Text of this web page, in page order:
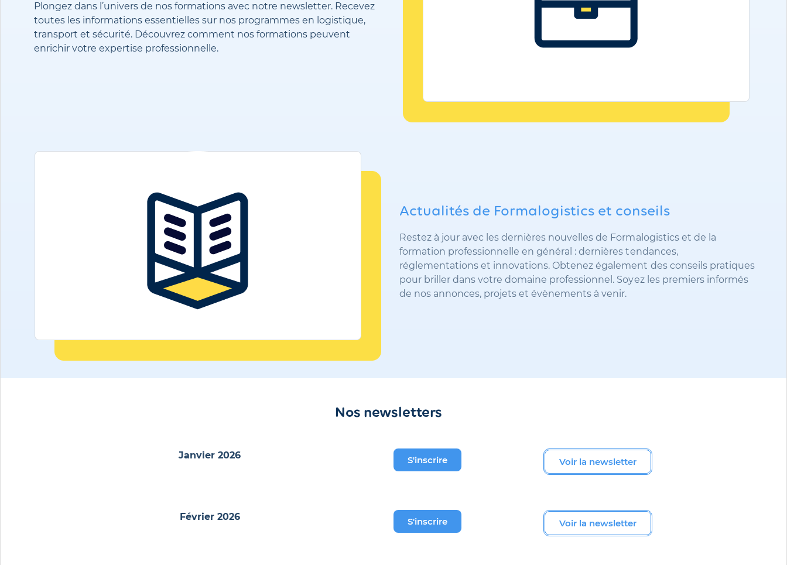
Plongez dans l’univers de nos formations avec notre newsletter. Recevez
toutes les informations essentielles sur nos programmes en logistique,
transport et sécurité. Découvrez comment nos formations peuvent
enrichir votre expertise professionnelle.
Actualités de Formalogistics et conseils
Restez à jour avec les dernières nouvelles de Formalogistics et de la
formation professionnelle en général : dernières tendances,
réglementations et innovations. Obtenez également des conseils pratiques
pour briller dans votre domaine professionnel. Soyez les premiers informés
de nos annonces, projets et évènements à venir.
Nos newsletters
Janvier 2026 S'inscrire Voir la newsletter
Février 2026 S'inscrire Voir la newsletter